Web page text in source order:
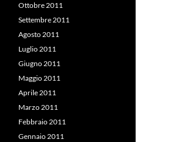
Ottobre 2011
Settembre 2011
Agosto 2011
Luglio 2011
Giugno 2011
Maggio 2011
Aprile 2011
Marzo 2011
Febbraio 2011
Gennaio 2011